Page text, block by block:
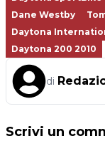
Dane Westby
Daytona
Daytona 200 2010
di
Scrivi un